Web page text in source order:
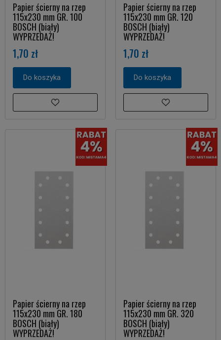
Papier ścierny na rzep
115x230 mm GR. 100
BOSCH (biały)
WYPRZEDAŻ!
1,70 zł
Do koszyka
Papier ścierny na rzep
115x230 mm GR. 120
BOSCH (biały)
WYPRZEDAŻ!
1,70 zł
Do koszyka
Papier ścierny na rzep
115x230 mm GR. 180
BOSCH (biały)
WYPRZEDAŻ!
Papier ścierny na rzep
115x230 mm GR. 320
BOSCH (biały)
WYPRZEDAŻ!